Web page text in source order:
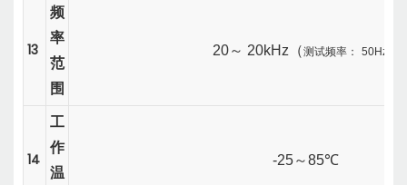
13
频
率
范
围
20～ 20kHz（测试频率： 50Hz）
14
工
作
温
-25～85℃